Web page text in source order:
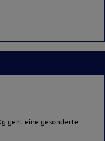
geht eine gesonderte